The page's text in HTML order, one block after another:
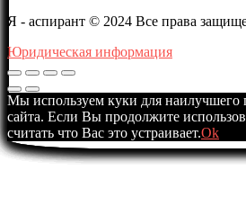
Я - аспирант © 2024 Все права
Юридическая информация
Мы используем куки для наилучшего
сайта. Если Вы продолжите
считать что Вас это устраивает.Ok